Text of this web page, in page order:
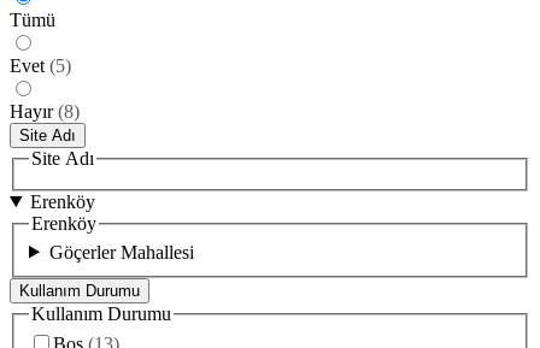
Tümü
Evet (5)
Hayır (8)
Site Adı
Site Adı
Erenköy
Erenköy
Göçerler Mahallesi
Kullanım Durumu
Kullanım Durumu
Boş (13)